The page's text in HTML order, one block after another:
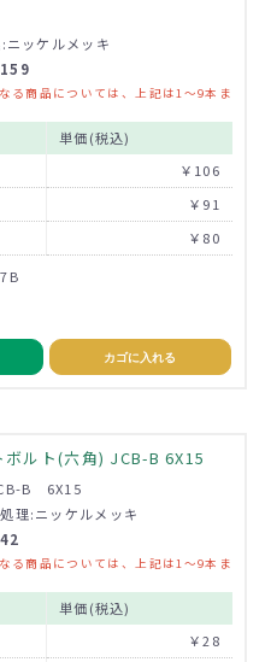
ッケルメッキ
る商品については、上記は1～9本ま
単価(税込)
￥106
￥91
￥80
カゴに入れる
ルト(六角) JCB-B 6X15
B 6X15
理:ニッケルメッキ
る商品については、上記は1～9本ま
単価(税込)
￥28